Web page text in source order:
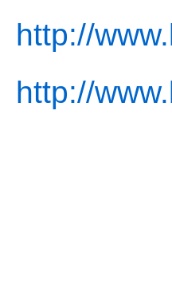
http://
http://